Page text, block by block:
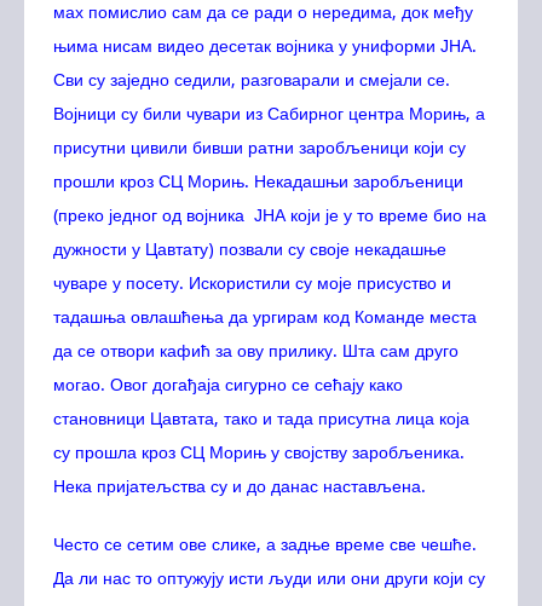
мах помислио сам да се ради о нередима, док међу
њима нисам видео десетак војника у униформи ЈНА.
Сви су заједно седили, разговарали и смејали се.
Војници су били чувари из Сабирног центра Морињ, а
присутни цивили бивши ратни заробљеници који су
прошли кроз СЦ Морињ. Некадашњи заробљеници
(преко једног од војника ЈНА који је у то време био на
дужности у Цавтату) позвали су своје некадашње
чуваре у посету. Искористили су моје присуство и
тадашња овлашћења да ургирам код Команде места
да се отвори кафић за ову прилику. Шта сам друго
могао. Овог догађаја сигурно се сећају како
становници Цавтата, тако и тада присутна лица која
су прошла кроз СЦ Морињ у својству заробљеника.
Нека пријатељства су и до данас настављена.
Често се сетим ове слике, а задње време све чешће.
Да ли нас то оптужују исти људи или они други који су